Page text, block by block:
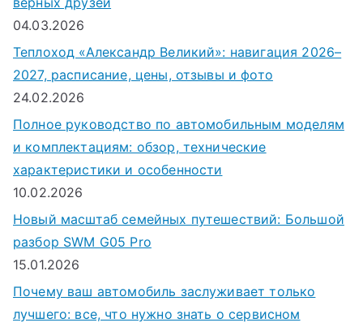
04.03.2026
Теплоход «Александр Великий»: навигация 2026–
2027, расписание, цены, отзывы и фото
24.02.2026
Полное руководство по автомобильным моделям
и комплектациям: обзор, технические
характеристики и особенности
10.02.2026
Новый масштаб семейных путешествий: Большой
разбор SWM G05 Pro
15.01.2026
Почему ваш автомобиль заслуживает только
лучшего: все, что нужно знать о сервисном